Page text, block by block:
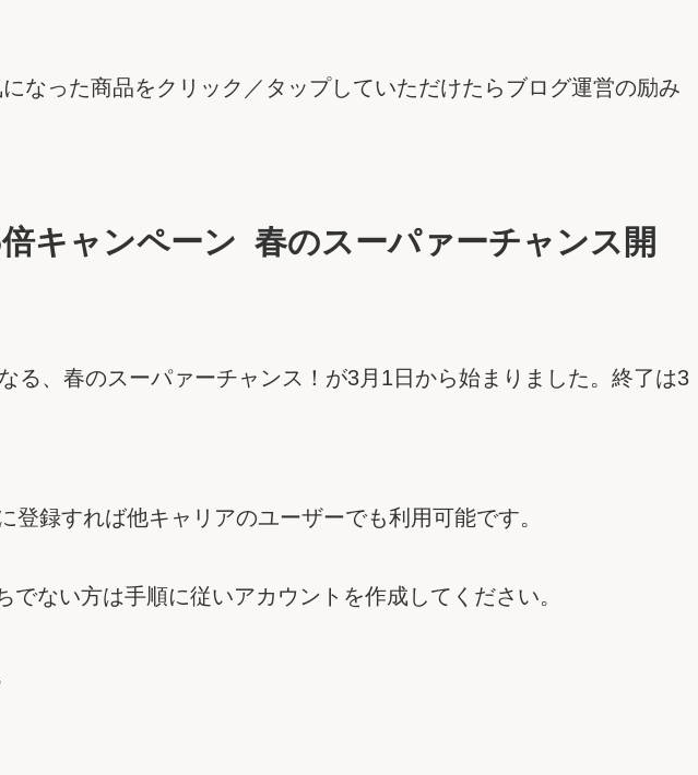
なった商品をクリック／タップしていただけたらブログ運営の励み
キャンペーン 春のスーパァーチャンス開
、春のスーパァーチャンス！が3月1日から始まりました。終了は3
録すれば他キャリアのユーザーでも利用可能です。
ない方は手順に従いアカウントを作成してください。